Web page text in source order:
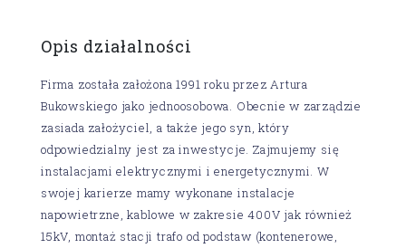
Opis działalności
Firma została założona 1991 roku przez Artura
Bukowskiego jako jednoosobowa. Obecnie w zarządzie
zasiada założyciel, a także jego syn, który
odpowiedzialny jest za inwestycje. Zajmujemy się
instalacjami elektrycznymi i energetycznymi. W
swojej karierze mamy wykonane instalacje
napowietrzne, kablowe w zakresie 400V jak również
15kV, montaż stacji trafo od podstaw (kontenerowe,